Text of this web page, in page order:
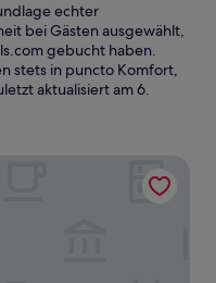
echter
bei Gästen ausgewählt,
gebucht haben.
stets in puncto Komfort,
aktualisiert am6.